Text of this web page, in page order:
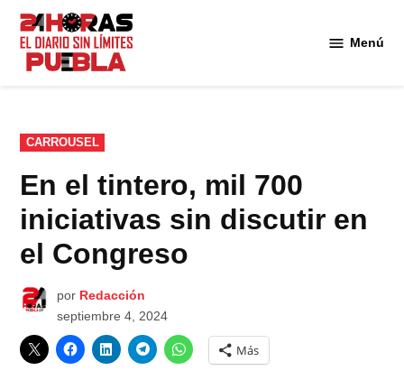
Saltar
contenido
Menú
PUBLICADO
EN
CARROUSEL
En el tintero, mil 700
iniciativas sin discutir en
el Congreso
por Redacción
septiembre 4, 2024
Más